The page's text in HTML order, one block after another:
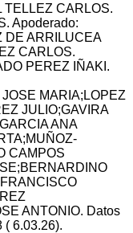
TELLEZ CARLOS.
Apoderado:
DE ARRILUCEA
CARLOS.
PEREZ IÑAKI.
MARIA;LOPEZ
JULIO;GAVIRA
ANA
CAMPOS
ANTONIO. Datos
( 6.03.26).